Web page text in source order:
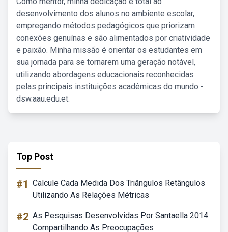
desenvolvimento dos alunos no ambiente escolar,
empregando métodos pedagógicos que priorizam
conexões genuínas e são alimentados por criatividade
e paixão. Minha missão é orientar os estudantes em
sua jornada para se tornarem uma geração notável,
utilizando abordagens educacionais reconhecidas
pelas principais instituições acadêmicas do mundo -
dsw.aau.edu.et.
Top Post
#1 Calcule Cada Medida Dos Triângulos Retângulos
Utilizando As Relações Métricas
#2 As Pesquisas Desenvolvidas Por Santaella 2014
Compartilhando As Preocupações